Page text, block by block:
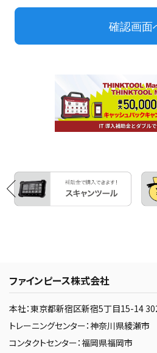
ファインピース株式会社
本社：東京都新宿区新宿5丁目15-14
トレーニングセンター：神奈川県綾瀬市
コンタクトセンター：福岡県福岡市